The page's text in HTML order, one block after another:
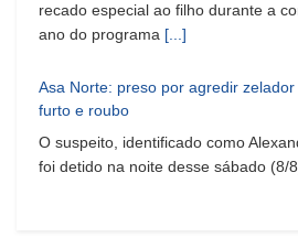
recado especial ao filho durante a
ano do programa [...]
Asa Norte: preso por agredir
furto e roubo
O suspeito, identificado como
foi detido na noite desse sábado (8/